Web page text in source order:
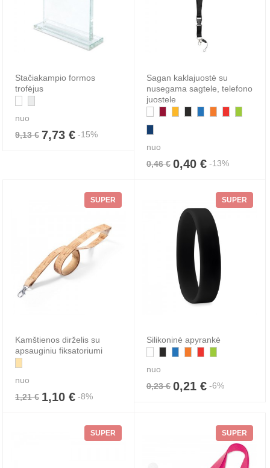
Stačiakampio formos
trofėjus
nuo
9,13 € 7,73 € -15%
Sagan kaklajuostė su
nusegama sagtele, telefono
juostele
nuo
0,46 € 0,40 € -13%
SUPER
Kamštienos dirželis su
apsauginiu fiksatoriumi
nuo
1,21 € 1,10 € -8%
SUPER
Silikoninė apyrankė
nuo
0,23 € 0,21 € -6%
SUPER SUPER